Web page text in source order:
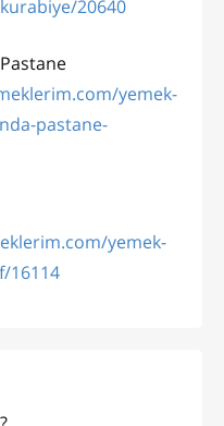
20640
yemek-
pastane-
yemek-
16114